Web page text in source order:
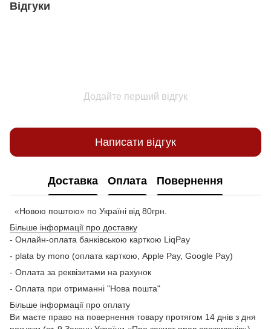
Відгуки
Додайте перший відгук
Написати відгук
Доставка Оплата Повернення
«Новою поштою» по Україні від 80грн.
Більше інформації про доставку
- Онлайн-оплата банківською карткою LiqPay
- plata by mono (оплата карткою, Apple Pay, Google Pay)
- Оплата за реквізитами на рахунок
- Оплата при отриманні "Нова пошта"
Більше інформації про оплату
Ви маєте право на повернення товару протягом 14 днів з дня